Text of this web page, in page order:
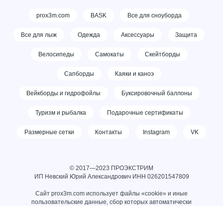
prox3m.com BASK Все для сноуборда
Все для лыж Одежда Аксессуары Защита
Велосипеды Самокаты Скейтборды
Сапборды Каяки и каноэ
Вейкборды и гидрофойлы Буксировочный баллоны
Туризм и рыбалка Подарочные сертификаты
Размерные сетки Контакты Instagram VK
© 2017—2023 ПРОЭКСТРИМ
ИП Невский Юрий Александрович ИНН 026201547809
Сайт prox3m.com использует файлы «cookie» и иные
пользовательские данные, сбор которых автоматически